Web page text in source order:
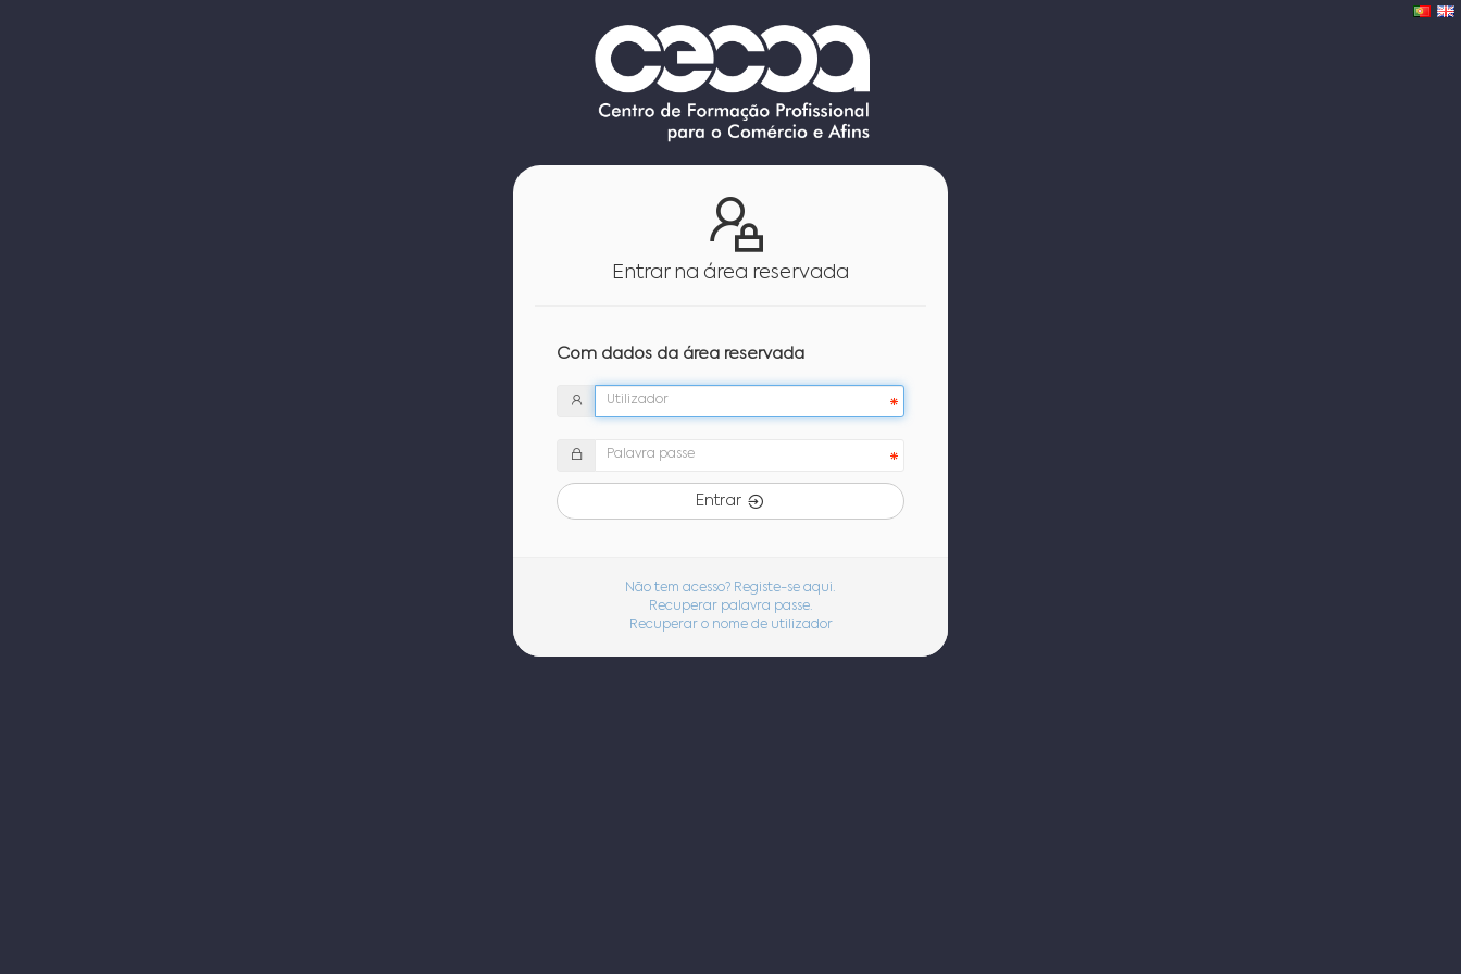
Entrar na área reservada
Com dados da área reservada
Entrar
Não tem acesso? Registe-se aqui.
Recuperar palavra passe.
Recuperar o nome de utilizador